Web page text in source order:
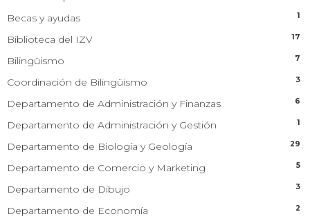
Becas y ayudas
1
Biblioteca del IZV 17
Bilingüismo 7
Coordinación de Bilingüismo 3
Departamento de Administración y Finanzas 6
Departamento de Administración y Gestión 1
Departamento de Biología y Geología 29
Departamento de Comercio y Marketing 5
Departamento de Dibujo 3
Departamento de Economía 2